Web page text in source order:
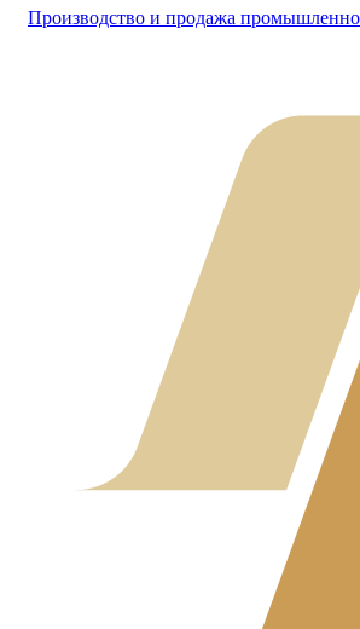
Производство и продажа